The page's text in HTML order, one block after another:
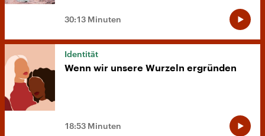
30:13 Minuten
Identität
Wenn wir unsere Wurzeln ergründen
18:53 Minuten